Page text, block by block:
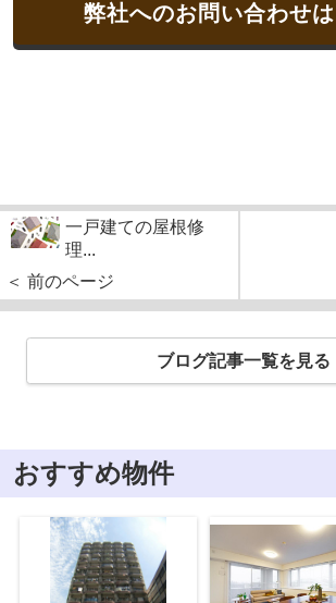
弊社へのお問い合わせ
一戸建ての屋根修
理...
＜ 前のページ
ブログ記事一覧を見る
おすすめ物件